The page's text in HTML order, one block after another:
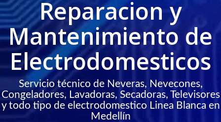
Reparacion y
Mantenimiento de
Electrodomesticos
Servicio técnico de Neveras, Nevecones,
Congeladores, Lavadoras, Secadoras, Televisores
y todo tipo de electrodomestico Linea Blanca en
Medellín